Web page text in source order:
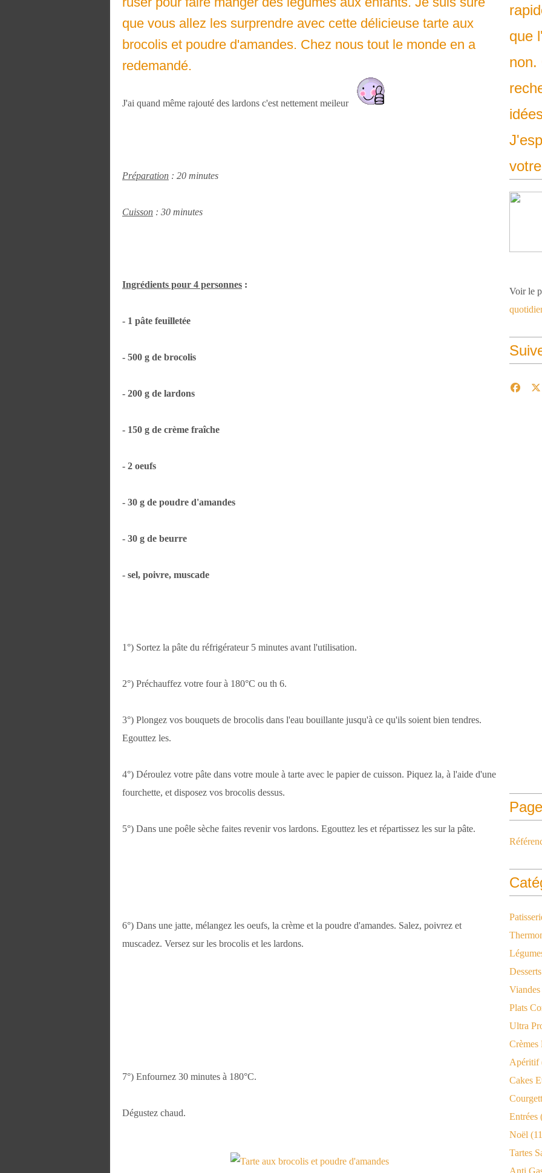
que vous allez les surprendre avec cette délicieuse tarte aux
brocolis et poudre d'amandes. Chez nous tout le monde en a
redemandé.
J'ai quand même rajouté des lardons c'est nettement meileur
Préparation : 20 minutes
Cuisson : 30 minutes
Ingrédients pour 4 personnes :
- 1 pâte feuilletée
- 500 g de brocolis
- 200 g de lardons
- 150 g de crème fraîche
- 2 oeufs
- 30 g de poudre d'amandes
- 30 g de beurre
- sel, poivre, muscade
1°) Sortez la pâte du réfrigérateur 5 minutes avant l'utilisation.
2°) Préchauffez votre four à 180°C ou th 6.
3°) Plongez vos bouquets de brocolis dans l'eau bouillante jusqu'à ce qu'ils soient bien tendres.
Egouttez les.
4°) Déroulez votre pâte dans votre moule à tarte avec le papier de cuisson. Piquez la, à l'aide d'une
fourchette, et disposez vos brocolis dessus.
5°) Dans une poêle sèche faites revenir vos lardons. Egouttez les et répartissez les sur la pâte.
6°) Dans une jatte, mélangez les oeufs, la crème et la poudre d'amandes. Salez, poivrez et
muscadez. Versez sur les brocolis et les lardons.
7°) Enfournez 30 minutes à 180°C.
Dégustez chaud.
que
non.
Voir le
Viandes
Plats
Ultra
Crèmes
Apéritif
Cakes
Entrées
Noël
Tartes
Anti